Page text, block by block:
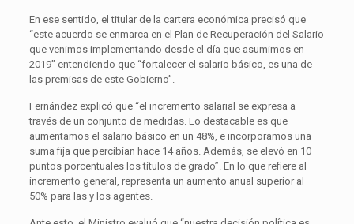
En ese sentido, el titular de la cartera económica precisó que
“este acuerdo se enmarca en el Plan de Recuperación del Salario
que venimos implementando desde el día que asumimos en
2019” entendiendo que “fortalecer el salario básico, es una de
las premisas de este Gobierno”.
Fernández explicó que “el incremento salarial se expresa a
través de un conjunto de medidas. Lo destacable es que
aumentamos el salario básico en un 48%, e incorporamos una
suma fija que percibían hace 14 años. Además, se elevó en 10
puntos porcentuales los títulos de grado”. En lo que refiere al
incremento general, representa un aumento anual superior al
50% para las y los agentes.